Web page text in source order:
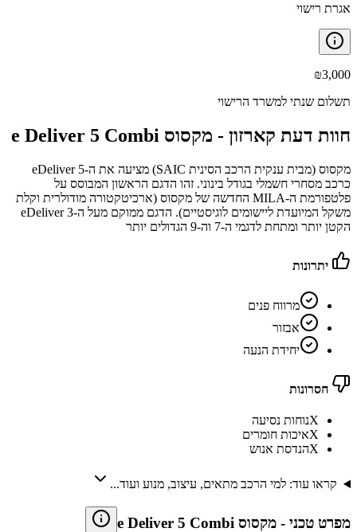
אגרת רישוי
₪3,000
תשלום שנתי למשרד הרישוי
חוות דעת קארזון - מקסוס e Deliver 5 Combi
מקסוס (מבית ענקית הרכב הסינית SAIC) מציעה את ה-eDeliver 5
כרכב מסחרי חשמלי בגודל בינוני. זהו הדגם הראשון המבוסס על
פלטפורמת ה-MILA החדשה של מקסוס (ארכיטקטורה מודולרית וקלת
משקל המיועדת ליישומים לוגיסטיים). הדגם ממוקם מעל ה-eDeliver 3
הקטן יותר ומתחת לדגמי ה-7 וה-9 הגדולים יותר
יתרונות
מרווח פנים
אבזור
יחידת הנעה
חסרונות
Xנוחות נסיעה
Xאיכות חומרים
Xהנדסת אנוש
קראו עוד: למי הרכב מתאים, עיצוב, מנוע ועוד...
מפרט טכני - מקסוס e Deliver 5 Combi